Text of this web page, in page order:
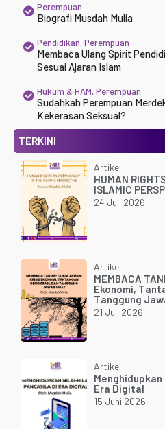
Perempuan
Biografi Musdah Mulia
Pendidikan,Perempuan
Membaca Ulang Spirit
Sesuai Ajaran Islam
Hukum & HAM,Perempuan
Sudahkah Perempuan
Kekerasan Seksual?
TERKINI
Artikel
HUMAN
ISLAMIC
24 Juli 2026
Artikel
MEMBACA
Ekonomi,
Tanggung
21 Juli 2026
Artikel
Era Digital
15 Juni 2026